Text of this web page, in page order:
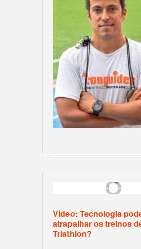
Vídeo: Tecnologia
atrapalhar os treinos
Triathlon?